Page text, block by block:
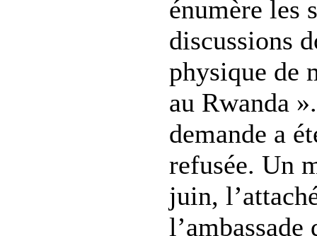
énumère les
discussions
physique de
au Rwanda
demande a
refusée. Un
juin,